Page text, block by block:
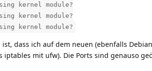
kernel module?
kernel module?
kernel module?
dass ich auf dem neuen (ebenfalls
mit ufw). Die Ports sind genauso